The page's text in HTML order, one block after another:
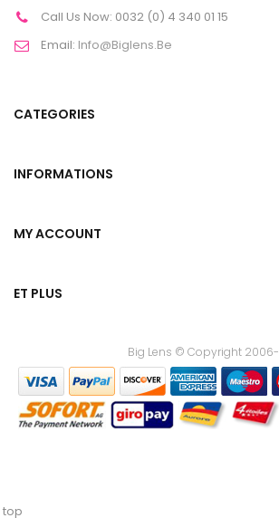
Call Us Now: 0032 (0) 4 340 01 15
Email: Info@biglens.be
CATEGORIES
INFORMATIONS
MY ACCOUNT
ET PLUS
Big Lens © Copyright 2006-
top